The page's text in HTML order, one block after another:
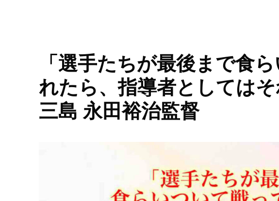
つ」
／
日
大
「選手たちが最後まで食
れたら、指導者としては
三島 永田裕治監督